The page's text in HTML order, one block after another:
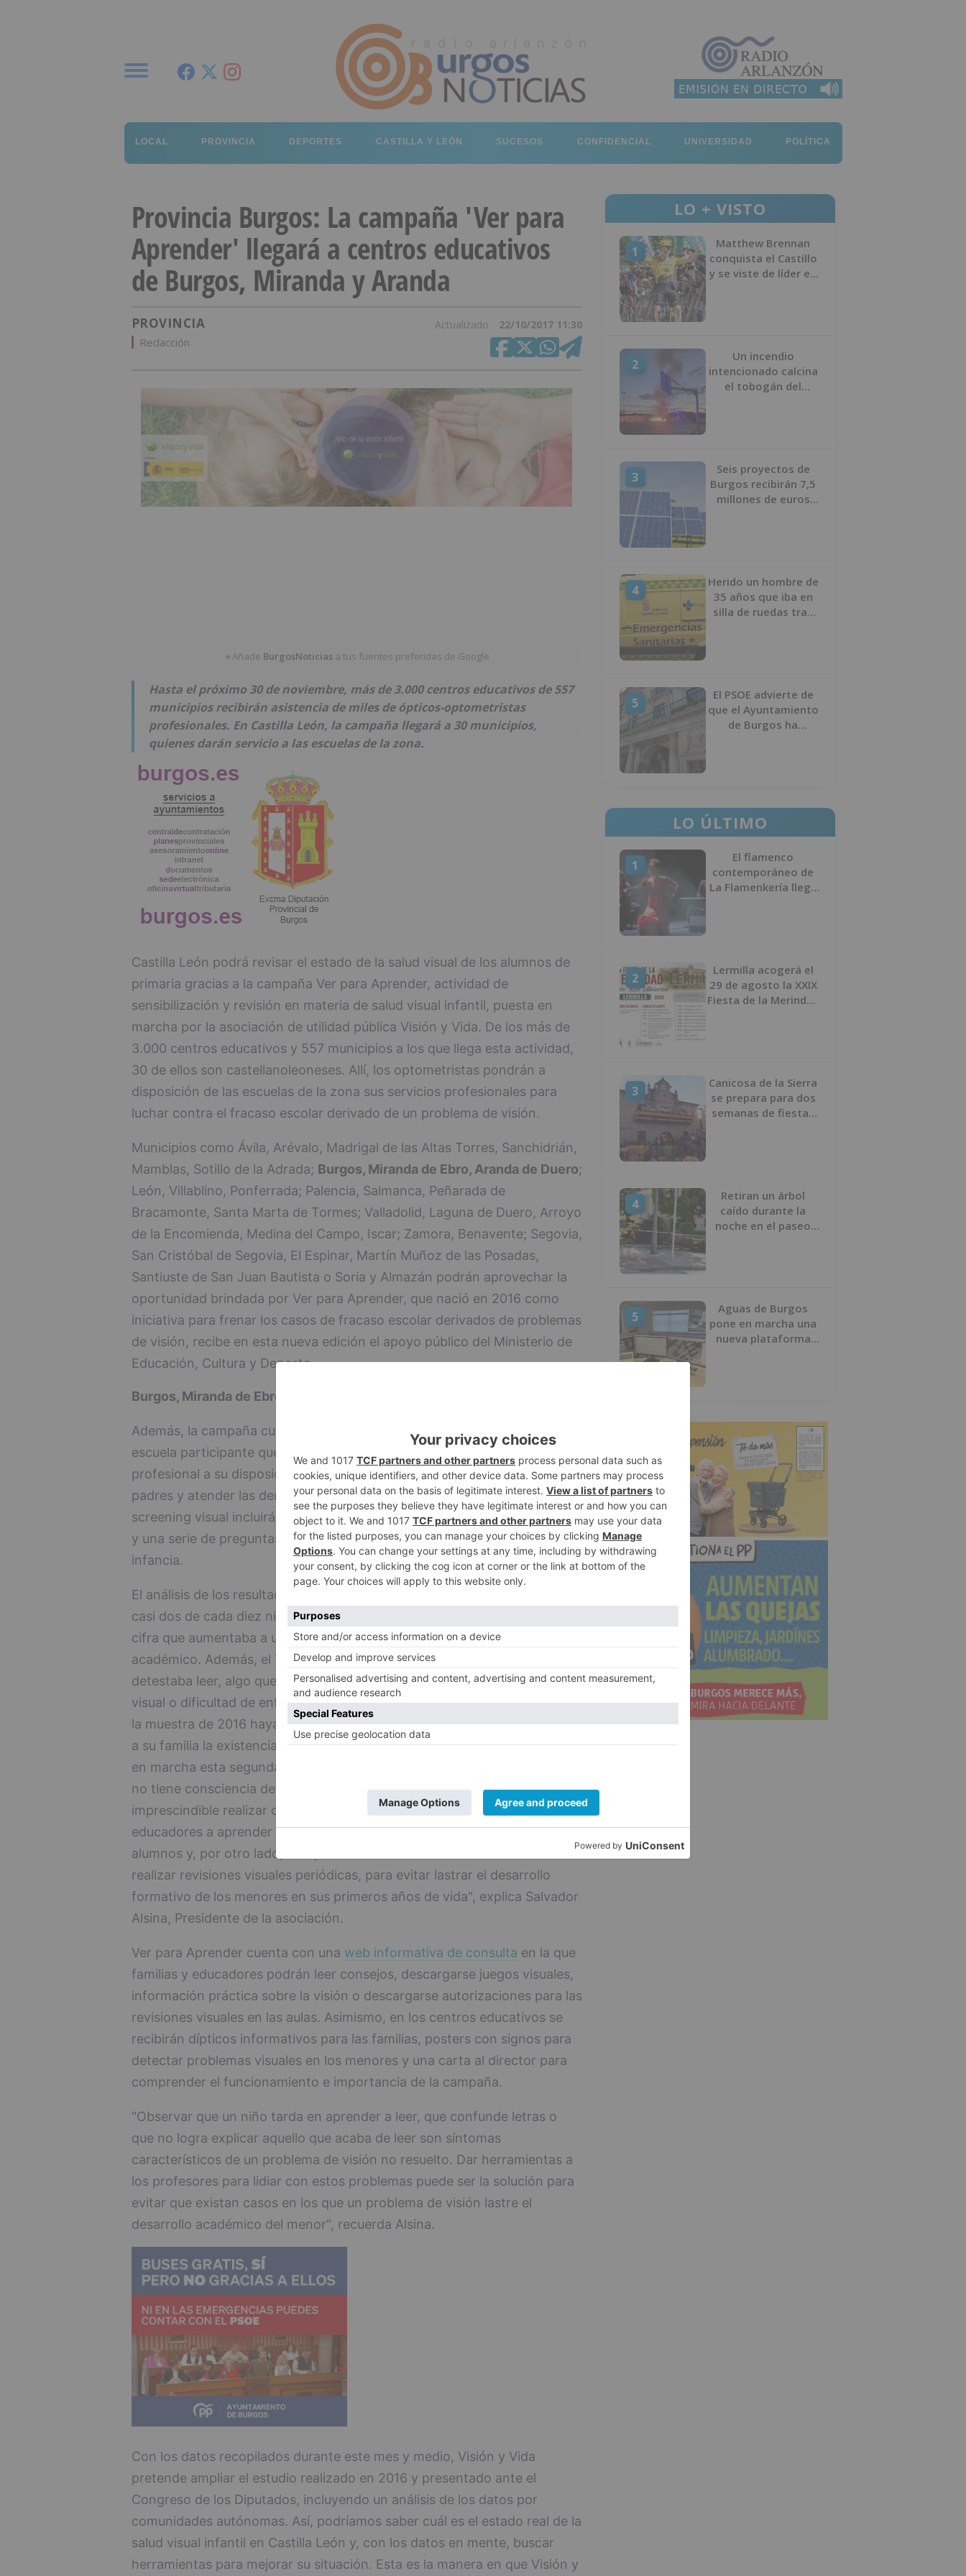
LOCAL PROVINCIA DEPORTES CASTILLA Y LEÓN SUCESOS CONFIDENCIAL UNIVERSIDAD POLÍTICA
Provincia Burgos: La campaña 'Ver para
Aprender' llegará a centros educativos
de Burgos, Miranda y Aranda
PROVINCIA Actualizado 22/10/2017 11:30
Redacción
★Añade BurgosNoticias a tus fuentes preferidas de Google
Hasta el próximo 30 de noviembre, más de 3.000 centros educativos de 557
municipios recibirán asistencia de miles de ópticos-optometristas
profesionales. En Castilla León, la campaña llegará a 30 municipios,
quienes darán servicio a las escuelas de la zona.
Castilla León podrá revisar el estado de la salud visual de los alumnos de
primaria gracias a la campaña Ver para Aprender, actividad de
sensibilización y revisión en materia de salud visual infantil, puesta en
marcha por la asociación de utilidad pública Visión y Vida. De los más de
3.000 centros educativos y 557 municipios a los que llega esta actividad,
30 de ellos son castellanoleoneses. Allí, los optometristas pondrán a
disposición de las escuelas de la zona sus servicios profesionales para
luchar contra el fracaso escolar derivado de un problema de visión.
Municipios como Ávila, Arévalo, Madrigal de las Altas Torres, Sanchidrián,
Mamblas, Sotillo de la Adrada; Burgos, Miranda de Ebro, Aranda de Duero;
León, Villablino, Ponferrada; Palencia, Salmanca, Peñarada de
Bracamonte, Santa Marta de Tormes; Valladolid, Laguna de Duero, Arroyo
de la Encomienda, Medina del Campo, Iscar; Zamora, Benavente; Segovia,
San Cristóbal de Segovia, El Espinar, Martín Muñoz de las Posadas,
Santiuste de San Juan Bautista o Soria y Almazán podrán aprovechar la
oportunidad brindada por Ver para Aprender, que nació en 2016 como
iniciativa para frenar los casos de fracaso escolar derivados de problemas
de visión, recibe en esta nueva edición el apoyo público del Ministerio de
Educación, Cultura y Deporte.
Burgos, Miranda de Ebro, Aranda de Duero
Además, la campaña cuenta de algunas novedades como que cada
escuela participante que lo desee tendrá un equipo optometrista
profesional a su disposición para dar charlas a alumnos, profesores,
padres y atender las demandas especiales de cada centro; o que el
screening visual incluirá una prueba para la detección de la hipermetropía
y una serie de preguntas para analizar la incidencia de la miopía en la
infancia.
El análisis de los resultados de la campaña en 2016 permitió saber que
casi dos de cada diez niños afirmaron ver mal de lejos y de cerca (18,8%),
cifra que aumentaba a uno de cada tres en aquellos con peor resultado
académico. Además, el 72% de los menores con problemas visuales
detestaba leer, algo que puede deberse a un problema de coordinación
visual o dificultad de enfoque. "El hecho de que en el 60% de los casos de
la muestra de 2016 hayan sido los propios menores los que manifestaron
a su familia la existencia de dificultades visuales, nos ha animado a poner
en marcha esta segunda edición de la campaña. Normalmente, el menor
no tiene consciencia de lo que significa ver bien o mal, por lo que es
imprescindible realizar campañas informativas que, por un lado, ayuden a
educadores a aprender a detectar posibles problemas visuales en sus
alumnos y, por otro lado, eduquen a las familias en la necesidad de
realizar revisiones visuales periódicas, para evitar lastrar el desarrollo
formativo de los menores en sus primeros años de vida", explica Salvador
Alsina, Presidente de la asociación.
Ver para Aprender cuenta con una web informativa de consulta en la que
familias y educadores podrán leer consejos, descargarse juegos visuales,
información práctica sobre la visión o descargarse autorizaciones para las
revisiones visuales en las aulas. Asimismo, en los centros educativos se
recibirán dípticos informativos para las familias, posters con signos para
detectar problemas visuales en los menores y una carta al director para
comprender el funcionamiento e importancia de la campaña.
"Observar que un niño tarda en aprender a leer, que confunde letras o
que no logra explicar aquello que acaba de leer son síntomas
característicos de un problema de visión no resuelto. Dar herramientas a
los profesores para lidiar con estos problemas puede ser la solución para
evitar que existan casos en los que un problema de visión lastre el
desarrollo académico del menor", recuerda Alsina.
Con los datos recopilados durante este mes y medio, Visión y Vida
pretende ampliar el estudio realizado en 2016 y presentado ante el
Congreso de los Diputados, incluyendo un análisis de los datos por
comunidades autónomas. Así, podríamos saber cuál es el estado real de la
salud visual infantil en Castilla León y, con los datos en mente, buscar
herramientas para mejorar su situación. Esta es la manera en que Visión y
LO + VISTO
1
Matthew Brennan
conquista el Castillo
y se viste de líder en
2
Un incendio
intencionado calcina
el tobogán del
3
Seis proyectos de
Burgos recibirán 7,5
millones de euros
4
Herido un hombre de
35 años que iba en
silla de ruedas tras
5
El PSOE advierte de
que el Ayuntamiento
de Burgos ha
LO ÚLTIMO
1
El flamenco
contemporáneo de
La Flamenkería llega
2
Lermilla acogerá el
29 de agosto la XXIX
Fiesta de la Merindad
3
Canicosa de la Sierra
se prepara para dos
semanas de fiestas
4
Retiran un árbol
caído durante la
noche en el paseo
5
Aguas de Burgos
pone en marcha una
nueva plataforma